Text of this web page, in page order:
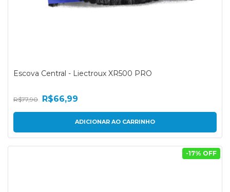
Escova Central - Liectroux XR500 PRO
R$77,90 R$66,99
-17% OFF